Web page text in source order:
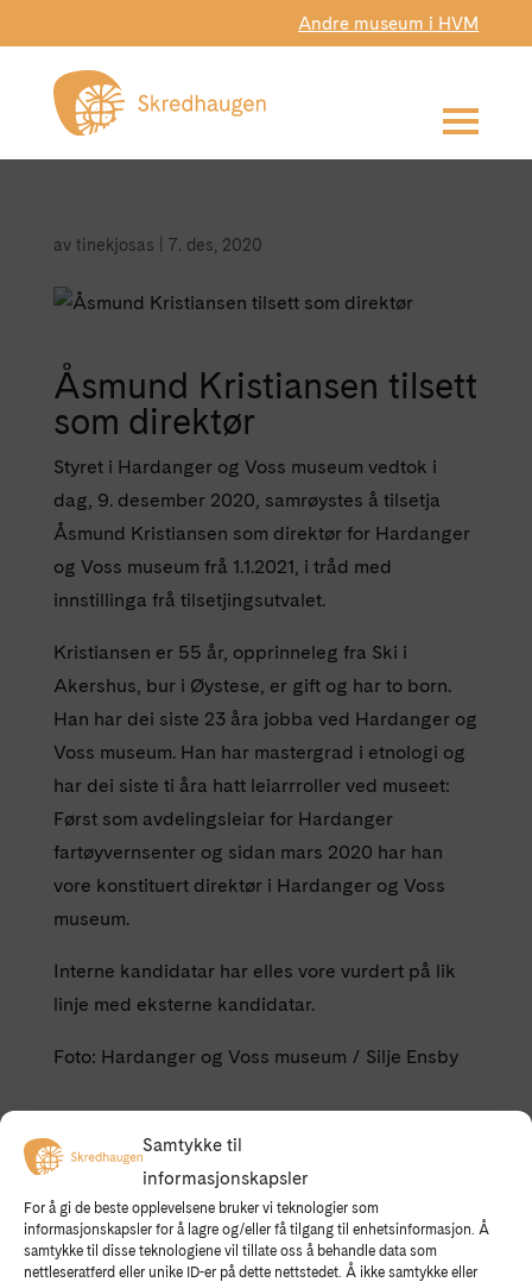
Samtykke til
informasjonskapsler
For å gi de beste opplevelsene bruker vi teknologier som
informasjonskapsler for å lagre og/eller få tilgang til enhetsinformasjon. Å
samtykke til disse teknologiene vil tillate oss å behandle data som
nettleseratferd eller unike ID-er på dette nettstedet. Å ikke samtykke eller
Andre museum i HVM
av tinekjosas 7. des, 2020
Åsmund Kristiansen tilsett
som direktør
Styret i Hardanger og Voss museum vedtok i
dag, 9. desember 2020, samrøystes å tilsetja
Åsmund Kristiansen som direktør for Hardanger
og Voss museum frå 1.1.2021, i tråd med
innstillinga frå tilsetjingsutvalet.
Kristiansen er 55 år, opprinneleg fra Ski i
Akershus, bur i Øystese, er gift og har to born.
Han har dei siste 23 åra jobba ved Hardanger og
Voss museum. Han har mastergrad i etnologi og
har dei siste ti åra hatt leiarrroller ved museet:
Først som avdelingsleiar for Hardanger
fartøyvernsenter og sidan mars 2020 har han
vore konstituert direktør i Hardanger og Voss
museum.
Interne kandidatar har elles vore vurdert på lik
linje med eksterne kandidatar.
Foto: Hardanger og Voss museum / Silje Ensby